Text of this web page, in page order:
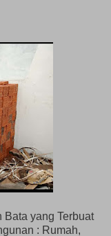
yang Terbuat
: Rumah,